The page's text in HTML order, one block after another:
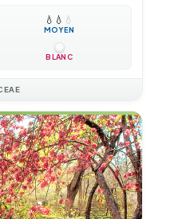
💧 💧 💧
MOYEN
BLANC